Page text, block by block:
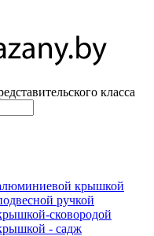
класса
крышкой
ручкой
сковородой
- садж